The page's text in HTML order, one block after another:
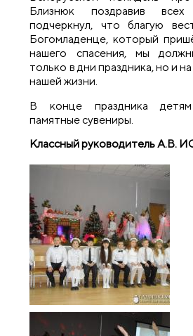
Близнюк поздравив
подчеркнул, что благую
Богомладенце, который
нашего спасения, мы
только в дни праздника, но и
нашей жизни.
В конце праздника
памятные сувениры.
Классный руководитель